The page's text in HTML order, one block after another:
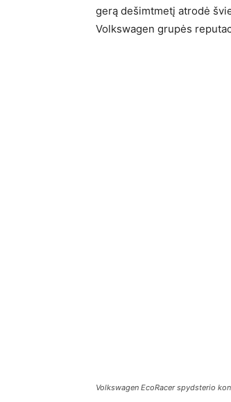
gerą dešimtmetį atrodė
Volkswagen grupės
Volkswagen EcoRacer spydsterio